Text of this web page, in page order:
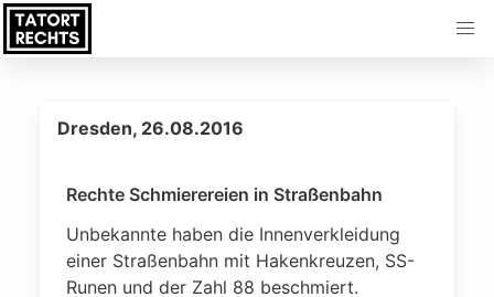
Dresden, 26.08.2016
Rechte Schmierereien in Straßenbahn
Unbekannte haben die Innenverkleidung
einer Straßenbahn mit Hakenkreuzen, SS-
Runen und der Zahl 88 beschmiert.